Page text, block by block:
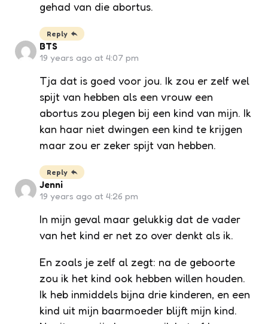
gehad van die abortus.
Reply
BTS
19 years ago at 4:07 pm
Tja dat is goed voor jou. Ik zou er zelf wel
spijt van hebben als een vrouw een
abortus zou plegen bij een kind van mijn. Ik
kan haar niet dwingen een kind te krijgen
maar zou er zeker spijt van hebben.
Reply
Jenni
19 years ago at 4:26 pm
In mijn geval maar gelukkig dat de vader
van het kind er net zo over denkt als ik.
En zoals je zelf al zegt: na de geboorte
zou ik het kind ook hebben willen houden.
Ik heb inmiddels bijna drie kinderen, en een
kind uit mijn baarmoeder blijft mijn kind.